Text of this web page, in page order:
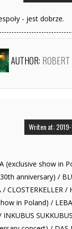
- jest dobrze.
AUTHOR: ROBERT
Writen at:
(exclusive show in
anniversary) /
/ CLOSTERKELLER /
in Poland) /
INKUBUS